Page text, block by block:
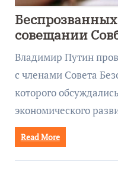
совещании
руководством
Владимир Путин
с членами Совета
которого
экономического
Read More